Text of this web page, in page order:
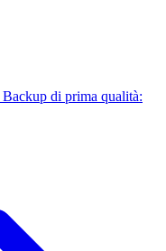
Backup di prima qualità: